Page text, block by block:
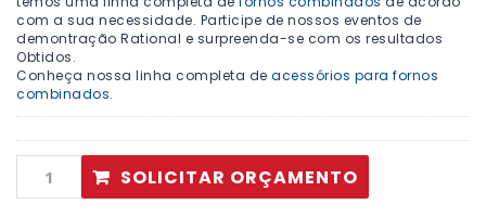
com a sua necessidade. Participe de nossos eventos de
demontração Rational e surpreenda-se com os resultados
Obtidos.
Conheça nossa linha completa de acessórios para fornos
combinados.
SOLICITAR ORÇAMENTO